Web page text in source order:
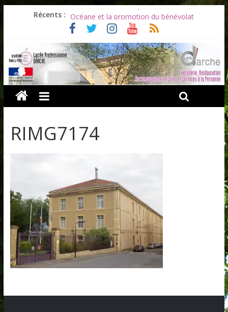
Récents :
Les ULiS en haut du podium
Océane et la promotion du bénévolat
Bonnes vacances à tous !
Infos rentrée septembre 2026
Soirée d’adieux au Lycée Darche
RIMG7174